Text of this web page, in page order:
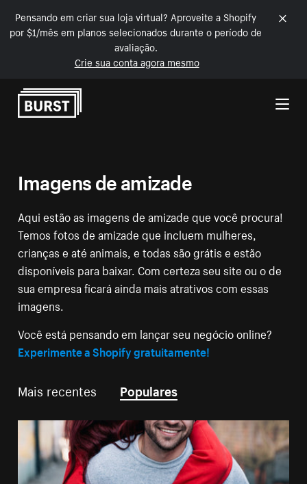
Pensando em criar sua loja virtual? Aproveite a Shopify
por $1/mês em planos selecionados durante o período de
avaliação.
Crie sua conta agora mesmo
Pular para o conteúdo
Imagens de amizade
Aqui estão as imagens de amizade que você procura!
Temos fotos de amizade que incluem mulheres,
crianças e até animais, e todas são grátis e estão
disponíveis para baixar. Com certeza seu site ou o de
sua empresa ficará ainda mais atrativos com essas
imagens.
Você está pensando em lançar seu negócio online?
Experimente a Shopify gratuitamente!
Mais recentes Populares